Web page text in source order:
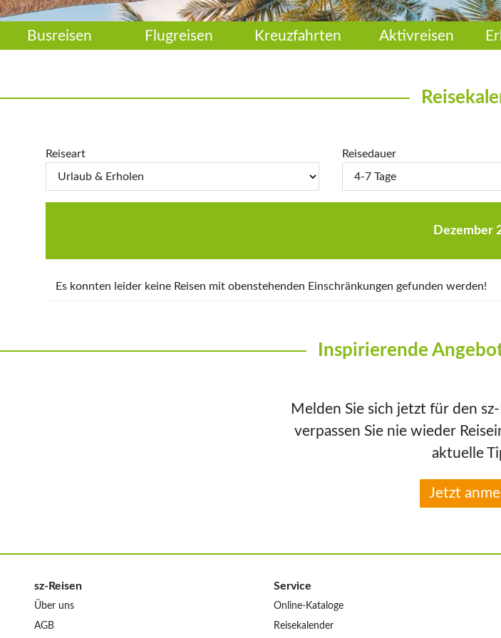
Busreisen Flugreisen Kreuzfahrten Aktivreisen
Reiseart Reisedauer
Dezember
Es konnten leider keine Reisen mit obenstehenden Einschränkungen gefunden werden!
Inspirierende
Melden Sie sich jetzt für den
verpassen Sie nie wieder
aktuelle
Jetzt
sz-Reisen
Über uns
AGB
Service
Online-Kataloge
Reisekalender